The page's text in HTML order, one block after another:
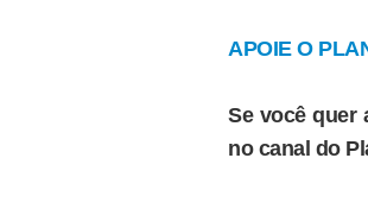
APOIE O
Se você quer
no canal do